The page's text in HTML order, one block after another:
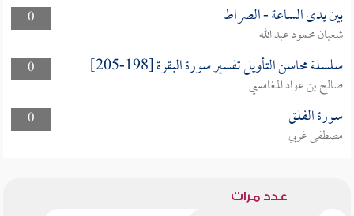
0
بين يدى الساعة - الصراط
شعبان محمود عبد الله
0
سلسلة محاسن التأويل تفسير سورة البقرة [198-205]
صالح بن عواد المغامسي
0
سورة الفلق
مصطفى غربي
عدد مرات